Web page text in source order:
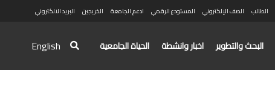
الطالب الصف الإلكتروني المستودع الرقمي ادعم الجامعة الخريجين البريد الالكتروني
البحث والتطوير اخبار وانشطة الحياة الجامعية English